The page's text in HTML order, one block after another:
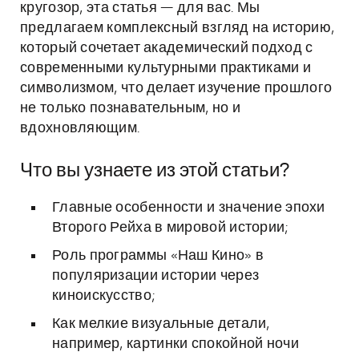
кругозор, эта статья — для вас. Мы
предлагаем комплексный взгляд на историю,
который сочетает академический подход с
современными культурными практиками и
символизмом, что делает изучение прошлого
не только познавательным, но и
вдохновляющим.
Что вы узнаете из этой статьи?
Главные особенности и значение эпохи
Второго Рейха в мировой истории;
Роль программы «Наш Кино» в
популяризации истории через
киноискусство;
Как мелкие визуальные детали,
например, картинки спокойной ночи